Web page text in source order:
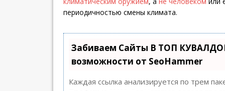
периодичностью смены климата.
Забиваем Сайты В ТОП
возможности от SeoHammer
Каждая ссылка анализируется по трем